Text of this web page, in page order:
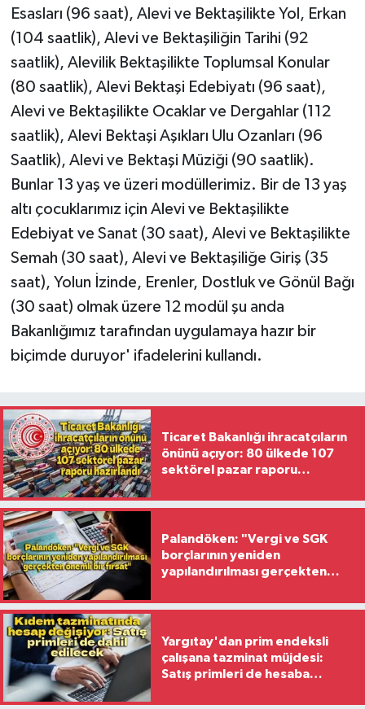
Esasları (96 saat), Alevi ve Bektaşilikte Yol, Erkan
(104 saatlik), Alevi ve Bektaşiliğin Tarihi (92
saatlik), Alevilik Bektaşilikte Toplumsal Konular
(80 saatlik), Alevi Bektaşi Edebiyatı (96 saat),
Alevi ve Bektaşilikte Ocaklar ve Dergahlar (112
saatlik), Alevi Bektaşi Aşıkları Ulu Ozanları (96
Saatlik), Alevi ve Bektaşi Müziği (90 saatlik).
Bunlar 13 yaş ve üzeri modüllerimiz. Bir de 13 yaş
altı çocuklarımız için Alevi ve Bektaşilikte
Edebiyat ve Sanat (30 saat), Alevi ve Bektaşilikte
Semah (30 saat), Alevi ve Bektaşiliğe Giriş (35
saat), Yolun İzinde, Erenler, Dostluk ve Gönül Bağı
(30 saat) olmak üzere 12 modül şu anda
Bakanlığımız tarafından uygulamaya hazır bir
biçimde duruyor' ifadelerini kullandı.
Ticaret Bakanlığı ihracatçıların
önünü açıyor: 80 ülkede 107
sektörel pazar raporu
Palandöken: "Vergi ve SGK
borçlarının yeniden
yapılandırılması gerçekten
Yargıtay'dan prim endeksli
çalışana tazminat müjdesi:
Satış primleri de hesaba